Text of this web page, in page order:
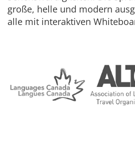
große, helle und modern
alle mit interaktiven